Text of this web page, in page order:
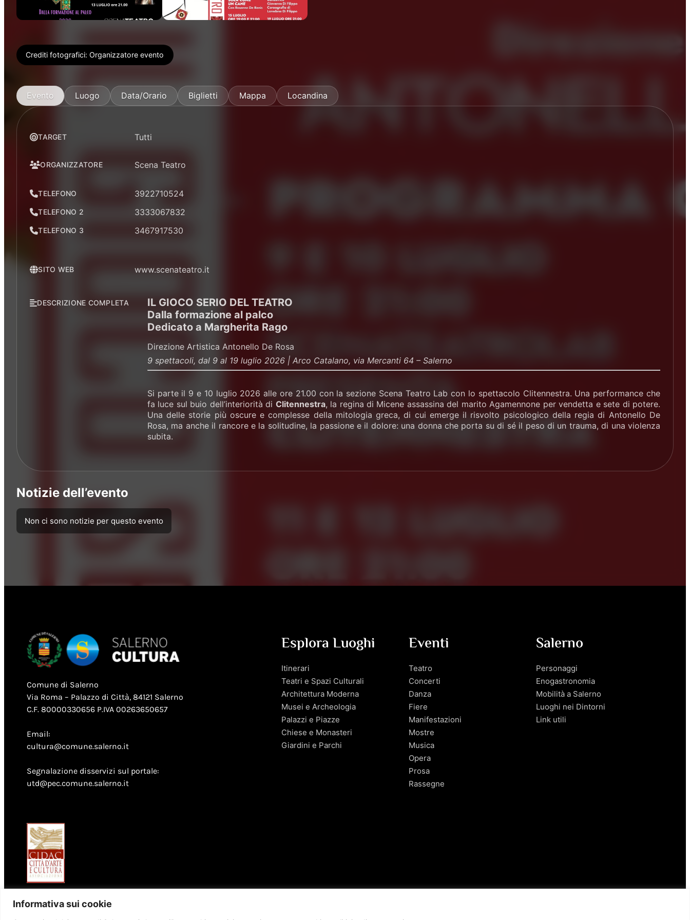
Informativa sui cookie
Crediti fotografici: Organizzatore evento
Evento Luogo Data/Orario Biglietti Mappa Locandina
TARGET Tutti
ORGANIZZATORE Scena Teatro
TELEFONO 3922710524
TELEFONO 2 3333067832
TELEFONO 3 3467917530
SITO WEB www.scenateatro.it
DESCRIZIONE COMPLETA
IL GIOCO SERIO DEL TEATRO
Dalla formazione al palco
Dedicato a Margherita Rago
Direzione Artistica Antonello De Rosa
9 spettacoli, dal 9 al 19 luglio 2026 | Arco Catalano, via Mercanti 64 – Salerno
Si parte il 9 e 10 luglio 2026 alle ore 21.00 con la sezione Scena Teatro Lab con lo spettacolo Clitennestra. Una performance che
fa luce sul buio dell’interiorità di Clitennestra, la regina di Micene assassina del marito Agamennone per vendetta e sete di potere.
Una delle storie più oscure e complesse della mitologia greca, di cui emerge il risvolto psicologico della regia di Antonello De
Rosa, ma anche il rancore e la solitudine, la passione e il dolore: una donna che porta su di sé il peso di un trauma, di una violenza
subita.
Notizie dell’evento
Non ci sono notizie per questo evento
Comune di Salerno
Via Roma – Palazzo di Città, 84121 Salerno
C.F. 80000330656 P.IVA 00263650657
Email:
cultura@comune.salerno.it
Segnalazione disservizi sul portale:
utd@pec.comune.salerno.it
Esplora Luoghi
Itinerari
Teatri e Spazi Culturali
Architettura Moderna
Musei e Archeologia
Palazzi e Piazze
Chiese e Monasteri
Giardini e Parchi
Eventi
Teatro
Concerti
Danza
Fiere
Manifestazioni
Mostre
Musica
Opera
Prosa
Rassegne
Salerno
Personaggi
Enogastronomia
Mobilità a Salerno
Luoghi nei Dintorni
Link utili